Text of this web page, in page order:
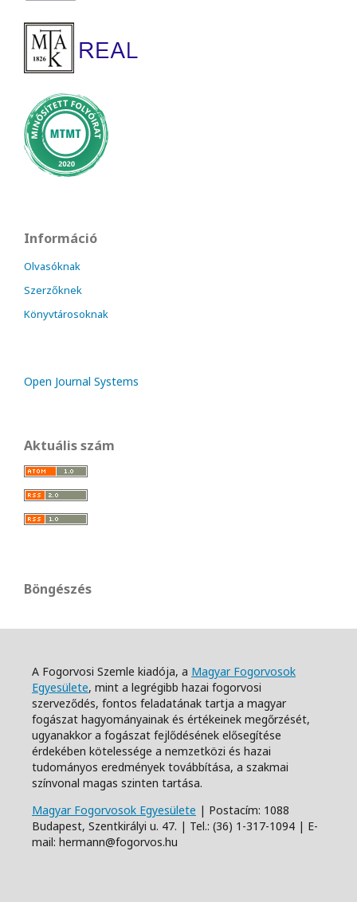
Információ
Olvasóknak
Szerzőknek
Könyvtárosoknak
Open Journal Systems
Aktuális szám
Böngészés
A Fogorvosi Szemle kiadója, a Magyar Fogorvosok
Egyesülete, mint a legrégibb hazai fogorvosi
szerveződés, fontos feladatának tartja a magyar
fogászat hagyományainak és értékeinek megőrzését,
ugyanakkor a fogászat fejlődésének elősegítése
érdekében kötelessége a nemzetközi és hazai
tudományos eredmények továbbítása, a szakmai
színvonal magas szinten tartása.
Magyar Fogorvosok Egyesülete | Postacím: 1088
Budapest, Szentkirályi u. 47. | Tel.: (36) 1-317-1094 | E-
mail: hermann@fogorvos.hu